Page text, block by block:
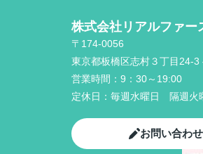
株式会社リアルファー
〒174-0056
東京都板橋区志村３丁目24-
営業時間： 9：30～19:00
定休日： 毎週水曜日 隔週火
お問い合わせ